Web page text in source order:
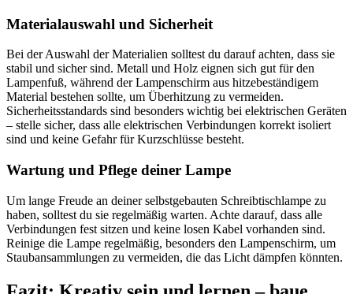
Materialauswahl und Sicherheit
Bei der Auswahl der Materialien solltest du darauf achten, dass sie
stabil und sicher sind. Metall und Holz eignen sich gut für den
Lampenfuß, während der Lampenschirm aus hitzebeständigem
Material bestehen sollte, um Überhitzung zu vermeiden.
Sicherheitsstandards sind besonders wichtig bei elektrischen Geräten
– stelle sicher, dass alle elektrischen Verbindungen korrekt isoliert
sind und keine Gefahr für Kurzschlüsse besteht.
Wartung und Pflege deiner Lampe
Um lange Freude an deiner selbstgebauten Schreibtischlampe zu
haben, solltest du sie regelmäßig warten. Achte darauf, dass alle
Verbindungen fest sitzen und keine losen Kabel vorhanden sind.
Reinige die Lampe regelmäßig, besonders den Lampenschirm, um
Staubansammlungen zu vermeiden, die das Licht dämpfen könnten.